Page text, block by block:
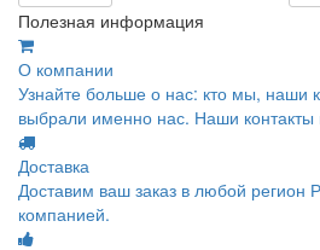
Полезная информация
О компании
Узнайте больше о нас: кто мы, наши
выбрали именно нас. Наши контакты
Доставка
Доставим ваш заказ в любой регион
компанией.